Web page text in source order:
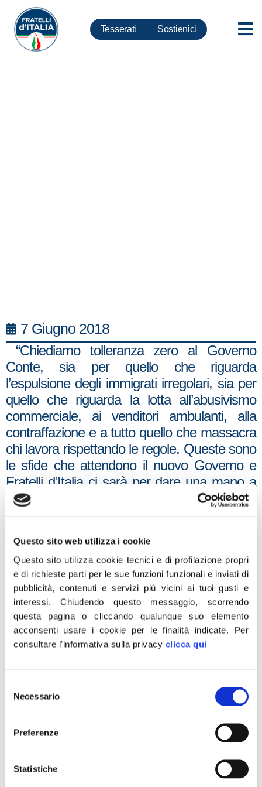
Questo sito web utilizza i cookie
Questo sito utilizza cookie tecnici e di profilazione propri
e di richieste parti per le sue funzioni funzionali e inviati di
pubblicità, contenuti e servizi più vicini ai tuoi gusti e
interessi.Chiudendo questo messaggio, scorrendo
questa pagina o cliccando qualunque suo elemento
acconsenti usare i cookie per le finalità indicate. Per
consultare l'informativa sulla privacy clicca qui
delNecessario
Preferenze
Statistiche
Tesserati Sostienici
7 Giugno 2018
“Chiediamo tolleranza zero al Governo
Conte, sia per quello che riguarda
l’espulsione degli immigrati irregolari, sia per
quello che riguarda la lotta all’abusivismo
commerciale, ai venditori ambulanti, alla
contraffazione e a tutto quello che massacra
chi lavora rispettando le regole. Queste sono
le sfide che attendono il nuovo Governo e
Fratelli d’Italia ci sarà per dare una mano a
livello nazionale e a livello locale per quello
Lo ha detto il presidente di Fratelli d’Italia,
Giorgia Meloni, intervenendo
telefonicamente al sit-in organizzato questa
mattina da FdI a Pisa sul luogo dove è
avvenuta l’aggressione ai danni di un
carabiniere impegnato in un’operazione anti
abusivismo commerciale.
stare illegalmente in Italia. C’è una sola
soluzione: tolleranza zero verso
l’immigrazione irregolare e il commercio
abusivo, nel rispetto di tutta quella gente che
fa il proprio lavoro osservando le regole e
comportandosi bene. Lo abbiamo visto